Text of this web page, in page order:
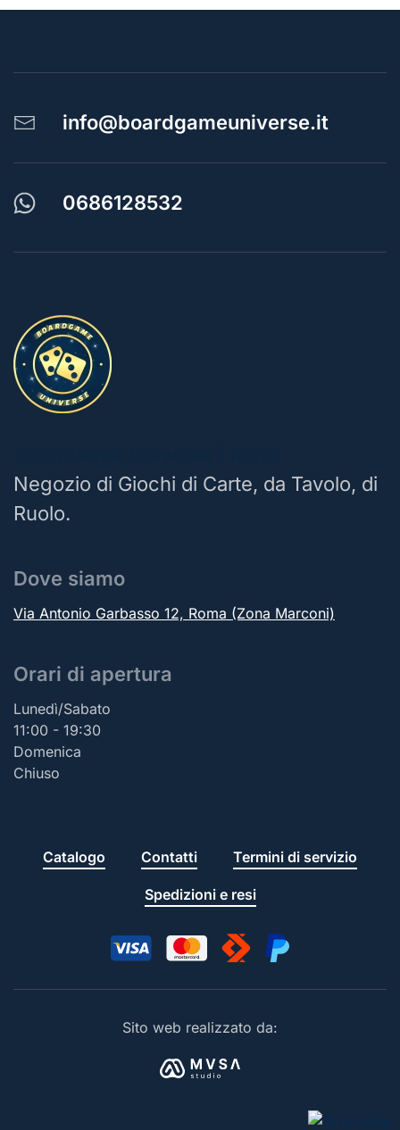
info@boardgameuniverse.it
0686128532
Negozio di Giochi di Carte, da Tavolo, di
Ruolo.
Dove siamo
Via Antonio Garbasso 12, Roma (Zona Marconi)
Orari di apertura
Lunedì/Sabato
11:00 - 19:30
Domenica
Chiuso
Catalogo Contatti Termini di servizio
Spedizioni e resi
Sito web realizzato da: